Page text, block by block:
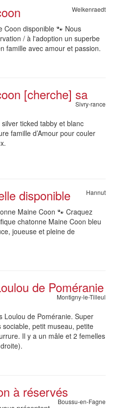
Welkenraedt
Coon disponible 🐾 Nous
/ à l'adoption un superbe
famille avec amour et passion.
[cherche] sa
Sivry-rance
ticked tabby et blanc
famille d’Amour pour couler
disponible Hannut
Maine Coon 🐾 Craquez
chatonne Maine Coon bleu
joueuse et pleine de
de Poméranie
Montigny-le-Tilleul
Loulou de Poméranie. Super
petit museau, petite
Il y a un mâle et 2 femelles
à réservés
Boussu-en-Fagne